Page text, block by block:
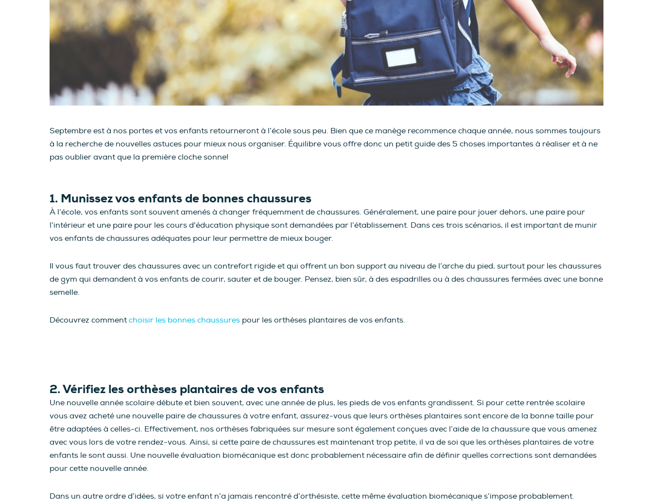
Septembre est à nos portes et vos enfants retourneront à l’école sous peu. Bien que ce manège recommence chaque année, nous sommes toujours
à la recherche de nouvelles astuces pour mieux nous organiser. Équilibre vous offre donc un petit guide des 5 choses importantes à réaliser et à ne
pas oublier avant que la première cloche sonne!
1. Munissez vos enfants de bonnes chaussures
À l’école, vos enfants sont souvent amenés à changer fréquemment de chaussures. Généralement, une paire pour jouer dehors, une paire pour
l’intérieur et une paire pour les cours d'éducation physique sont demandées par l’établissement. Dans ces trois scénarios, il est important de munir
vos enfants de chaussures adéquates pour leur permettre de mieux bouger.
Il vous faut trouver des chaussures avec un contrefort rigide et qui offrent un bon support au niveau de l’arche du pied, surtout pour les chaussures
de gym qui demandent à vos enfants de courir, sauter et de bouger. Pensez, bien sûr, à des espadrilles ou à des chaussures fermées avec une bonne
semelle.
Découvrez comment choisir les bonnes chaussures pour les orthèses plantaires de vos enfants.
2. Vérifiez les orthèses plantaires de vos enfants
Une nouvelle année scolaire débute et bien souvent, avec une année de plus, les pieds de vos enfants grandissent. Si pour cette rentrée scolaire
vous avez acheté une nouvelle paire de chaussures à votre enfant, assurez-vous que leurs orthèses plantaires sont encore de la bonne taille pour
être adaptées à celles-ci. Effectivement, nos orthèses fabriquées sur mesure sont également conçues avec l’aide de la chaussure que vous amenez
avec vous lors de votre rendez-vous. Ainsi, si cette paire de chaussures est maintenant trop petite, il va de soi que les orthèses plantaires de votre
enfants le sont aussi. Une nouvelle évaluation biomécanique est donc probablement nécessaire afin de définir quelles corrections sont demandées
pour cette nouvelle année.
Dans un autre ordre d’idées, si votre enfant n’a jamais rencontré d’orthésiste, cette même évaluation biomécanique s’impose probablement.